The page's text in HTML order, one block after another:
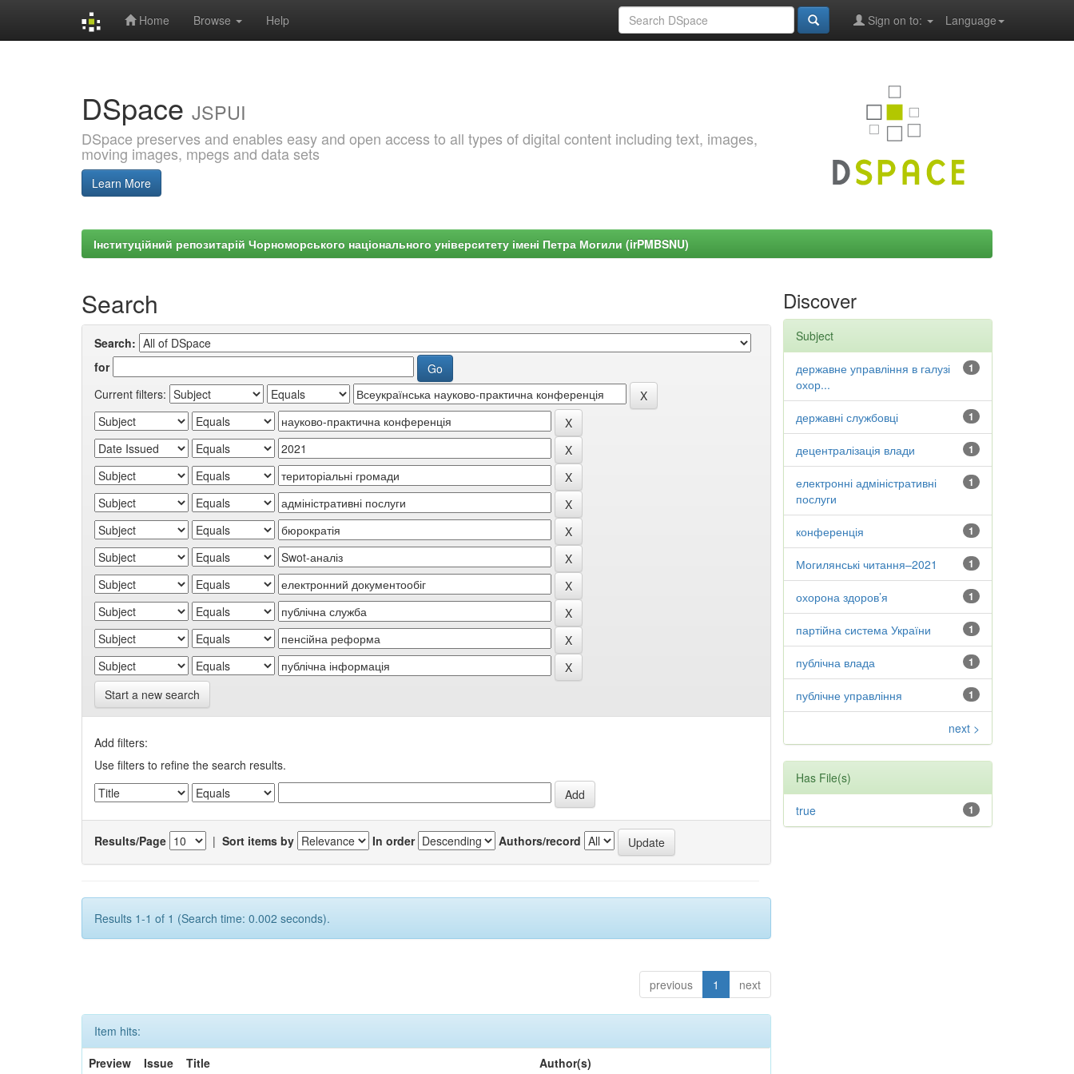
Home Browse Help Language
Sign on to:
DSpace JSPUI
DSpace preserves and enables easy and open access to all types of digital content including text, images,
moving images, mpegs and data sets
Learn More
Інституційний репозитарій Чорноморського національного університету імені Петра Могили (irPMBSNU)
Search
Search:
for
Current filters:
Start a new search
Add filters:
Use filters to refine the search results.
Results/Page | Sort items by In order Authors/record
Results 1-1 of 1 (Search time: 0.002 seconds).
previous 1 next
Item hits:
Preview
Issue
Title Author(s)
Discover
Subject
1
державне управління в галузі
охор...
1
державні службовці
1
децентралізація влади
1
електронні адміністративні
послуги
1
конференція
1
Могилянські читання–2021
1
охорона здоров’я
1
партійна система України
1
публічна влада
1
публічне управління
next >
Has File(s)
1
true